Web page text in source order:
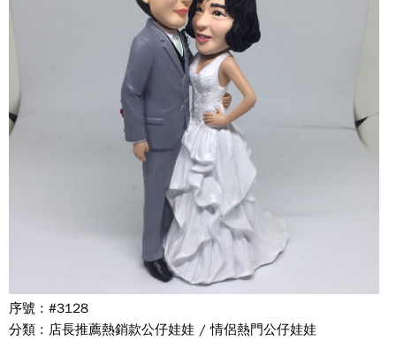
序號 : #3128
分類 : 店長推薦熱銷款公仔娃娃 / 情侶熱門公仔娃娃